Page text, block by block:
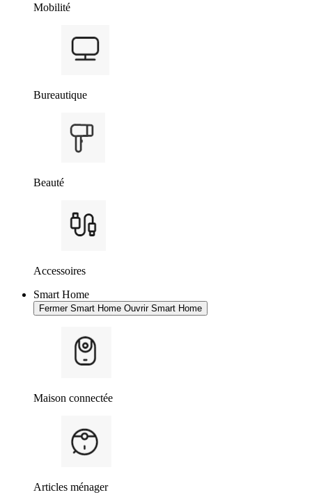
Mobilité
Bureautique
Beauté
Accessoires
Smart Home
Fermer Smart Home Ouvrir Smart Home
Maison connectée
Articles ménager